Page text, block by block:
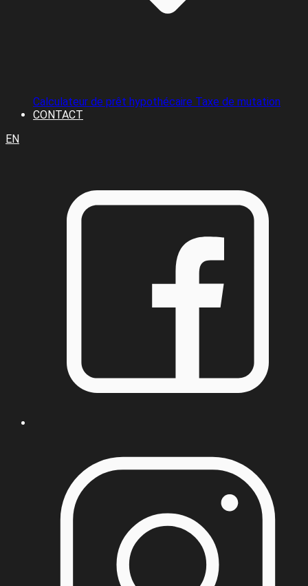
Calculateur de prêt hypothécaire Taxe de mutation
CONTACT
EN